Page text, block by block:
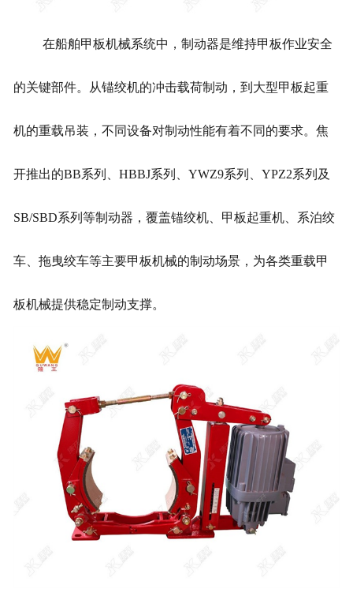
在船舶甲板机械系统中，制动器是维持甲板作业安全
的关键部件。从锚绞机的冲击载荷制动，到大型甲板起重
机的重载吊装，不同设备对制动性能有着不同的要求。焦
开推出的BB系列、HBBJ系列、YWZ9系列、YPZ2系列及
SB/SBD系列等制动器，覆盖锚绞机、甲板起重机、系泊绞
车、拖曳绞车等主要甲板机械的制动场景，为各类重载甲
板机械提供稳定制动支撑。